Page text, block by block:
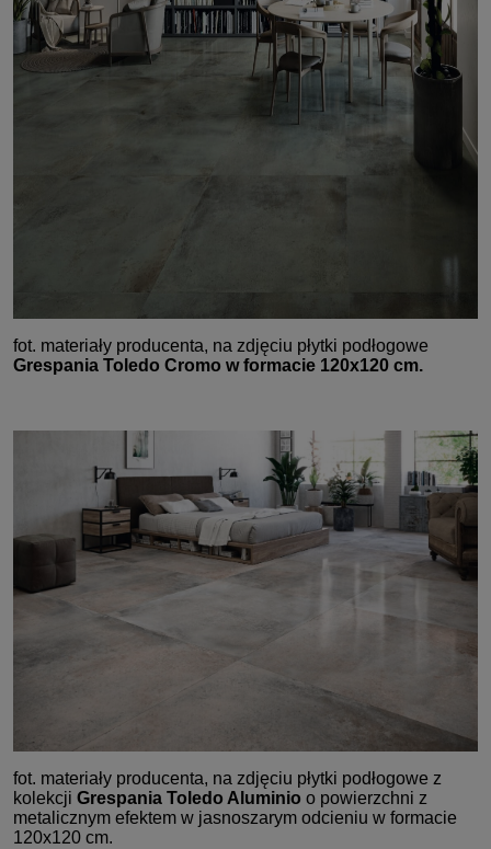
fot. materiały producenta, na zdjęciu płytki podłogowe
Grespania Toledo Cromo w formacie 120x120 cm.
fot. materiały producenta, na zdjęciu płytki podłogowe z
kolekcji Grespania Toledo Aluminio o powierzchni z
metalicznym efektem w jasnoszarym odcieniu w formacie
120x120 cm.